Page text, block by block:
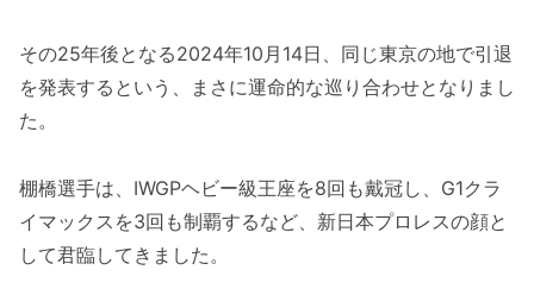
その25年後となる2024年10月14日、同じ東京の地で引退
を発表するという、まさに運命的な巡り合わせとなりまし
た。
棚橋選手は、IWGPヘビー級王座を8回も戴冠し、G1クラ
イマックスを3回も制覇するなど、新日本プロレスの顔と
して君臨してきました。